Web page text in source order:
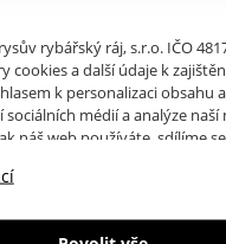
rybářský ráj, s.r.o. IČO
cookies a další údaje k
k personalizaci obsahu
médií a analýze naší
náš web používáte, sdílíme
informace Google používá.
získali v důsledku toho, že